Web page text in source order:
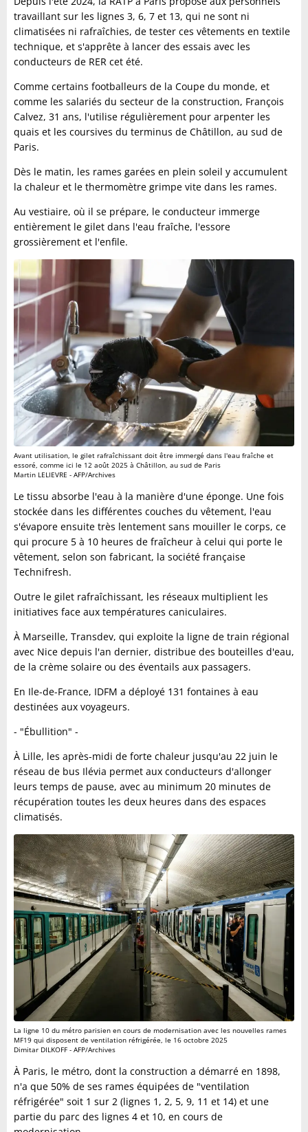
travaillant sur les lignes 3, 6, 7 et 13, qui ne sont ni
climatisées ni rafraîchies, de tester ces vêtements en textile
technique, et s'apprête à lancer des essais avec les
conducteurs de RER cet été.
Comme certains footballeurs de la Coupe du monde, et
comme les salariés du secteur de la construction, François
Calvez, 31 ans, l'utilise régulièrement pour arpenter les
quais et les coursives du terminus de Châtillon, au sud de
Paris.
Dès le matin, les rames garées en plein soleil y accumulent
la chaleur et le thermomètre grimpe vite dans les rames.
Au vestiaire, où il se prépare, le conducteur immerge
entièrement le gilet dans l'eau fraîche, l'essore
grossièrement et l'enfile.
Avant utilisation, le gilet rafraîchissant doit être immergé dans l'eau fraîche et
essoré, comme ici le 12 août 2025 à Châtillon, au sud de Paris
Martin LELIEVRE - AFP/Archives
Le tissu absorbe l'eau à la manière d'une éponge. Une fois
stockée dans les différentes couches du vêtement, l'eau
s'évapore ensuite très lentement sans mouiller le corps, ce
qui procure 5 à 10 heures de fraîcheur à celui qui porte le
vêtement, selon son fabricant, la société française
Technifresh.
Outre le gilet rafraîchissant, les réseaux multiplient les
initiatives face aux températures caniculaires.
À Marseille, Transdev, qui exploite la ligne de train régional
avec Nice depuis l'an dernier, distribue des bouteilles d'eau,
de la crème solaire ou des éventails aux passagers.
En Ile-de-France, IDFM a déployé 131 fontaines à eau
destinées aux voyageurs.
- "Ébullition" -
À Lille, les après-midi de forte chaleur jusqu'au 22 juin le
réseau de bus Ilévia permet aux conducteurs d'allonger
leurs temps de pause, avec au minimum 20 minutes de
récupération toutes les deux heures dans des espaces
climatisés.
La ligne 10 du métro parisien en cours de modernisation avec les nouvelles rames
MF19 qui disposent de ventilation réfrigérée, le 16 octobre 2025
Dimitar DILKOFF - AFP/Archives
À Paris, le métro, dont la construction a démarré en 1898,
n'a que 50% de ses rames équipées de "ventilation
réfrigérée" soit 1 sur 2 (lignes 1, 2, 5, 9, 11 et 14) et une
partie du parc des lignes 4 et 10, en cours de